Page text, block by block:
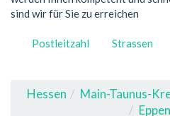
sind wir für Sie zu erreichen
Postleitzahl Strassen
Hessen Main-Taunus-